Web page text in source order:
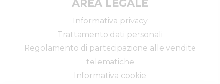
false
true
2432464
AREA LEGALE
Informativa privacy
Trattamento dati personali
Regolamento di partecipazione alle vendite
telematiche
Informativa cookie